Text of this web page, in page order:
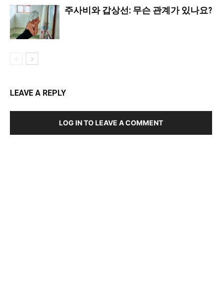
주사비와 갑상선: 무슨 관계가 있나요?
LEAVE A REPLY
LOG IN TO LEAVE A COMMENT